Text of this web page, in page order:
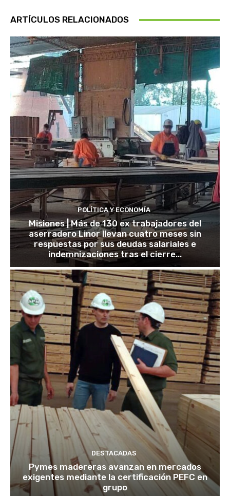
ARTÍCULOS RELACIONADOS
POLÍTICA Y ECONOMÍA
Misiones | Más de 130 ex trabajadores del
aserradero Linor llevan cuatro meses sin
respuestas por sus deudas salariales e
indemnizaciones tras el cierre...
DESTACADAS
Pymes madereras avanzan en mercados
exigentes mediante la certificación PEFC en
grupo